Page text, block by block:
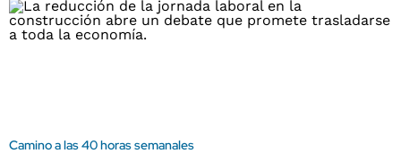
Camino a las 40 horas semanales